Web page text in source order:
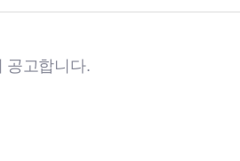
공고합니다.